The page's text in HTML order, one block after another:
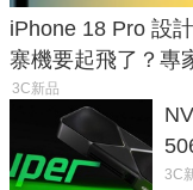
iPhone 18 Pro 設
寨機要起飛了？專
3C新品
次
3C